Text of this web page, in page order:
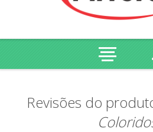
Revisões do